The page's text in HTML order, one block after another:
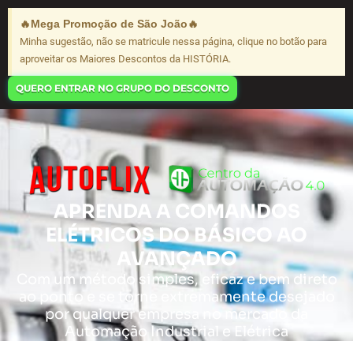
para
conteúdo
🔥Mega Promoção de São João🔥
Minha sugestão, não se matricule nessa página, clique no botão para
aproveitar os Maiores Descontos da HISTÓRIA.
QUERO ENTRAR NO GRUPO DO DESCONTO
APRENDA A COMANDOS
ELÉTRICOS DO BÁSICO AO
AVANÇADO
Com um método simples, eficaz e bem direto
ao ponto e se torne extremamente desejado
por qualquer empresa no mercado da
Automação Industrial e Elétrica